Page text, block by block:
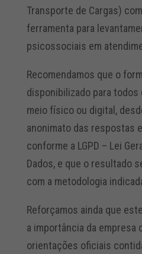
Transporte de Cargas)
ferramenta para
psicossociais em
Recomendamos que o
disponibilizado para
meio físico ou digital,
anonimato das respostas
conforme a LGPD – Lei
Dados, e que o resultado
com a metodologia
Reforçamos ainda que
a importância da empresa
orientações oficiais